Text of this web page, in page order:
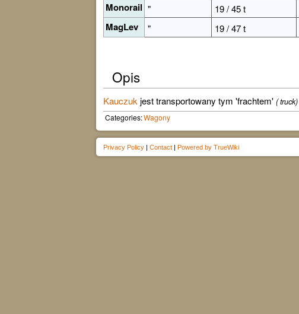
Monorail " 19 / 45 t
MagLev " 19 / 47 t
Opis
Kauczuk jest transportowany tym 'frachtem' ( truck)
Categories:Wagony
Privacy Policy | Contact | Powered by TrueWiki